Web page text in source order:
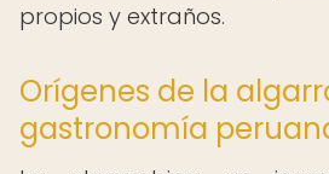
propios y extraños.
Orígenes de la
gastronomía